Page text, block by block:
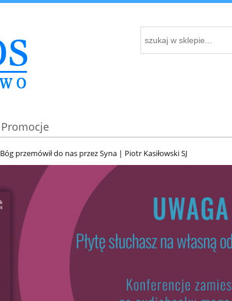
Promocje
Bóg przemówił do nas przez Syna | Piotr Kasiłowski SJ